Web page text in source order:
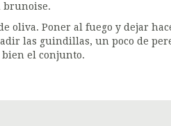
brunoise.
oliva. Poner al fuego y dejar
las guindillas, un poco de
el conjunto.